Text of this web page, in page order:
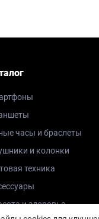
часы и браслеты
и колонки
техника
и здоровье